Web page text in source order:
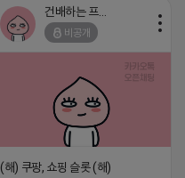
건배하는 프로도
비공개
(해) 쿠팡, 쇼핑 슬롯 (해)